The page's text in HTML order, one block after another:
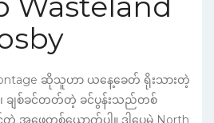
ဆိုသူဟာ ယနေ့ခေတ် ရိုးသားတဲ့
ချစ်ခင်တတ်တဲ့ ခင်ပွန်းသည်တစ်
အဖေတစ်ယောက်ပါ။ ဒါပေမဲ့ North